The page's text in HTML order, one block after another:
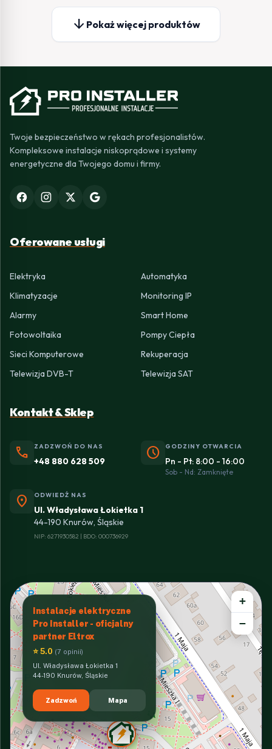
arrow_downward Pokaż więcej produktów
Twoje bezpieczeństwo w rękach profesjonalistów.
Kompleksowe instalacje niskoprądowe i systemy
energetyczne dla Twojego domu i firmy.
Oferowane usługi
Elektryka
Automatyka
Klimatyzacje
Monitoring IP
Alarmy
Smart Home
Fotowoltaika
Pompy Ciepła
Sieci Komputerowe
Rekuperacja
Telewizja DVB-T
Telewizja SAT
Kontakt & Sklep
phone ZADZWOŃ DO NAS
+48 880 628 509 schedule GODZINY OTWARCIA
Pn - Pt: 8:00 - 16:00
Sob - Nd: Zamknięte
location_on ODWIEDŹ NAS
Ul. Władysława Łokietka 1
44-190 Knurów, Śląskie
NIP: 6271930582 | BDO: 000736929
Instalacje elektryczne
Pro Installer - oficjalny
partner Eltrox
⭐ 5.0 (7 opinii)
Ul. Władysława Łokietka 1
44-190 Knurów, Śląskie
Zadzwoń Mapa
+
−